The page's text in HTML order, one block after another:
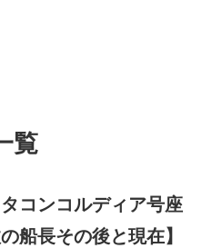
覧
タコンコルディア号座
船長その後と現在】